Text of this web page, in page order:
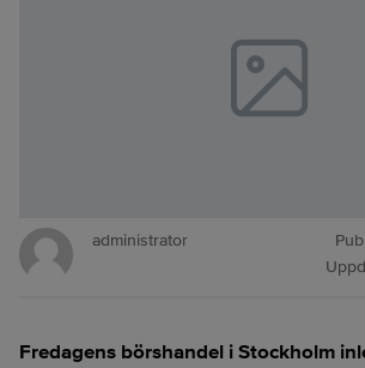
administrator
Fredagens börshandel i Stockholm